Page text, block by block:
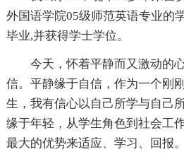
外国语学院05级师范英语专业的
毕业,并获得学士学位。
今天，怀着平静而又激动的
信。平静缘于自信，作为一个刚
生，我有信心以自己所学与自己
缘于年轻，从学生角色到社会工
最大的优势来适应、学习、回报。